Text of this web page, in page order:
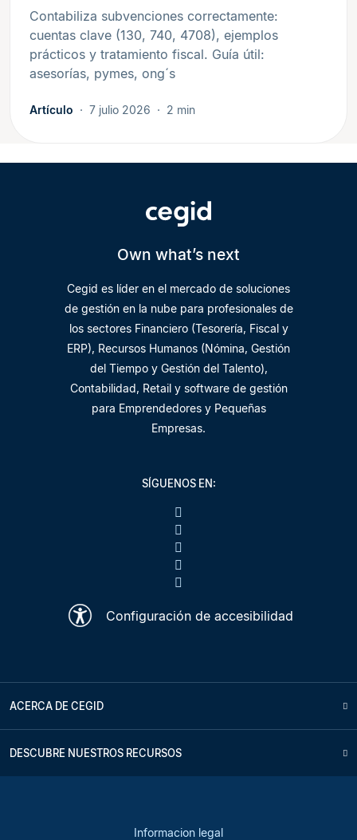
Contabiliza subvenciones correctamente:
cuentas clave (130, 740, 4708), ejemplos
prácticos y tratamiento fiscal. Guía útil:
asesorías, pymes, ong´s
Artículo 7 julio 2026 2 min
Own what’s next
Cegid es líder en el mercado de soluciones
de gestión en la nube para profesionales de
los sectores Financiero (Tesorería, Fiscal y
ERP), Recursos Humanos (Nómina, Gestión
del Tiempo y Gestión del Talento),
Contabilidad, Retail y software de gestión
para Emprendedores y Pequeñas
Empresas.
SÍGUENOS EN:
Configuración de accesibilidad
ACERCA DE CEGID
DESCUBRE NUESTROS RECURSOS
Informacion legal